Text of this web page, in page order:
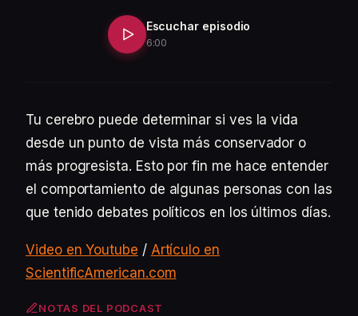
Escuchar episodio
6:00
Tu cerebro puede determinar si ves la vida
desde un punto de vista más conservador o
más progresista. Esto por fin me hace entender
el comportamiento de algunas personas con las
que tenido debates políticos en los últimos días.
Video en Youtube / Artículo en
ScientificAmerican.com
NOTAS DEL PODCAST